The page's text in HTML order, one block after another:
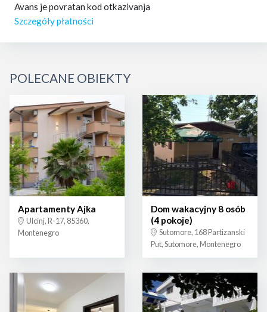
Avans je povratan kod otkazivanja
Szczegóły płatności
POLECANE OBIEKTY
Apartamenty Ajka
Ulcinj, R-17, 85360,
Montenegro
Dom wakacyjny 8 osób
(4 pokoje)
Sutomore, 168 Partizanski
Put, Sutomore, Montenegro